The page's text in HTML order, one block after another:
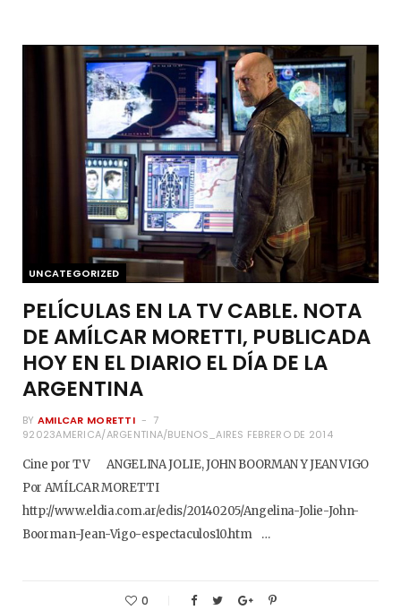
UNCATEGORIZED
PELÍCULAS EN LA TV CABLE. NOTA
DE AMÍLCAR MORETTI, PUBLICADA
HOY EN EL DIARIO EL DÍA DE LA
ARGENTINA
BY AMILCAR MORETTI
7
92023AMERICA/ARGENTINA/BUENOS_AIRES FEBRERO DE 2014
Cine por TV ANGELINA JOLIE, JOHN BOORMAN Y JEAN VIGO
Por AMÍLCAR MORETTI
http://www.eldia.com.ar/edis/20140205/Angelina-Jolie-John-
Boorman-Jean-Vigo-espectaculos10.htm …
0